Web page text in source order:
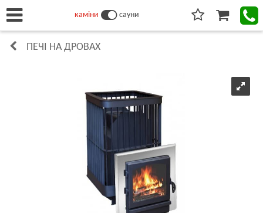
каміни сауни
ПЕЧІ НА ДРОВАХ